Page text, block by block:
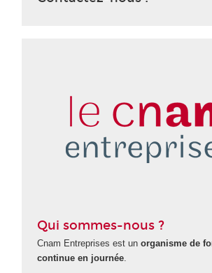
Qui sommes-nous ?
Cnam Entreprises est unorganisme de
continue en journée